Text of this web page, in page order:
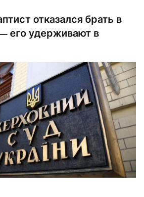
отказался брать в
его удерживают в